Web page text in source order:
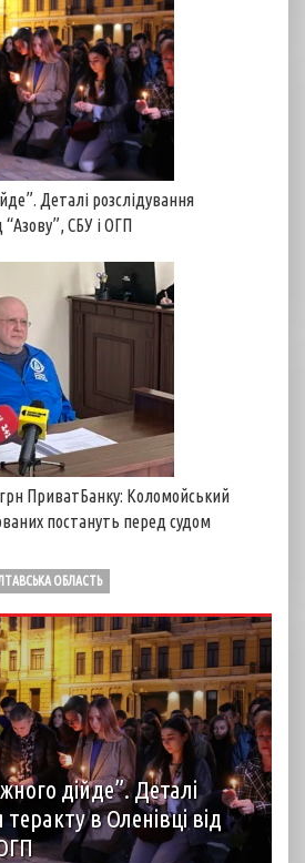
Деталі розслідування
“Азову”, СБУ і ОГП
ПриватБанку: Коломойський
постануть перед судом
ОБЛАСТЬ
дійде”. Деталі
в Оленівці від